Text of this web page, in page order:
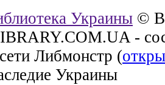
Украины ©
-
Либмонстр (
Украины